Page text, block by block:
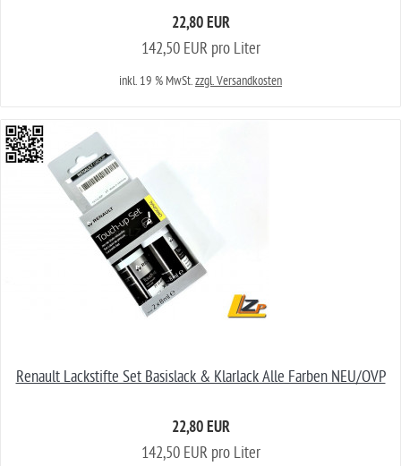
22,80 EUR
142,50 EUR pro Liter
inkl. 19 % MwSt.zzgl. Versandkosten
Renault Lackstifte Set Basislack & Klarlack Alle Farben NEU/OVP
22,80 EUR
142,50 EUR pro Liter